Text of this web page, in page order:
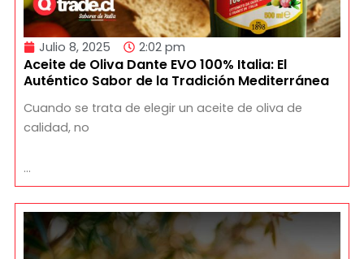
Julio 8, 2025 2:02 pm
Aceite de Oliva Dante EVO 100% Italia: El
Auténtico Sabor de la Tradición Mediterránea
Cuando se trata de elegir un aceite de oliva de
calidad, no
…